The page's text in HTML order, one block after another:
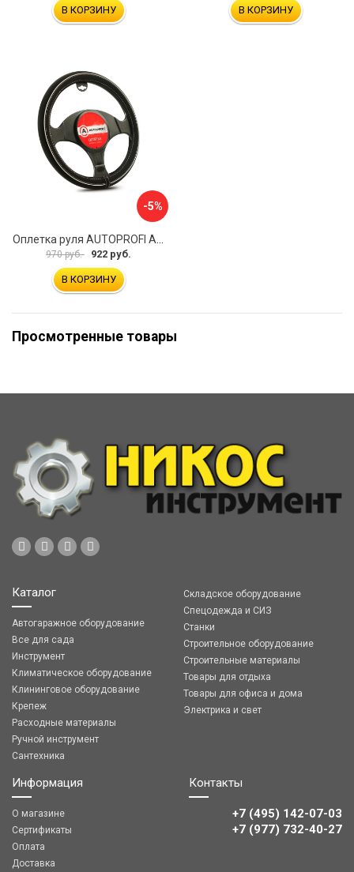
В КОРЗИНУ В КОРЗИНУ
-5%
970 руб. 922 руб.
В КОРЗИНУ
Просмотренные товары
Каталог
Автогаражное оборудование
Все для сада
Инструмент
Климатическое оборудование
Клининговое оборудование
Крепеж
Расходные материалы
Ручной инструмент
Сантехника
Складское оборудование
Спецодежда и СИЗ
Станки
Строительное оборудование
Строительные материалы
Товары для отдыха
Товары для офиса и дома
Электрика и свет
Информация
О магазине
Сертификаты
Оплата
Доставка
Контакты
+7 (495) 142-07-03
‎‎+7 (977) 732-40-27